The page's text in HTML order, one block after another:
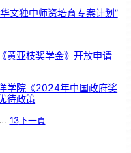
文独中师资培育专案计划”
黄亚枝奖学金》开放申请
学院《2024年中国政府奖
待政策
… 13下一頁